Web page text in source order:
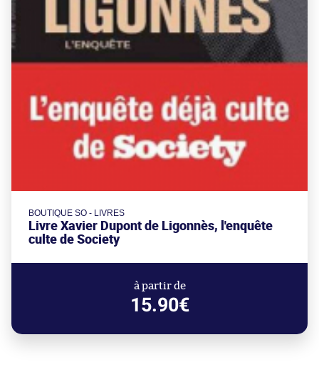
BOUTIQUE SO - LIVRES
Livre Xavier Dupont de Ligonnès, l'enquête
culte de Society
à partir de
15.90€